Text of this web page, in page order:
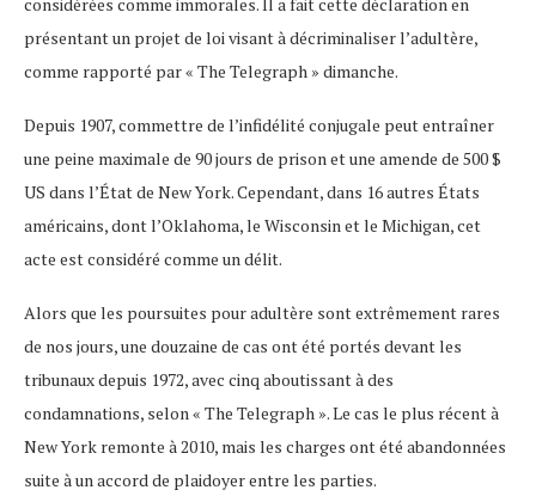
considérées comme immorales. Il a fait cette déclaration en
présentant un projet de loi visant à décriminaliser l’adultère,
comme rapporté par « The Telegraph » dimanche.
Depuis 1907, commettre de l’infidélité conjugale peut entraîner
une peine maximale de 90 jours de prison et une amende de 500 $
US dans l’État de New York. Cependant, dans 16 autres États
américains, dont l’Oklahoma, le Wisconsin et le Michigan, cet
acte est considéré comme un délit.
Alors que les poursuites pour adultère sont extrêmement rares
de nos jours, une douzaine de cas ont été portés devant les
tribunaux depuis 1972, avec cinq aboutissant à des
condamnations, selon « The Telegraph ». Le cas le plus récent à
New York remonte à 2010, mais les charges ont été abandonnées
suite à un accord de plaidoyer entre les parties.